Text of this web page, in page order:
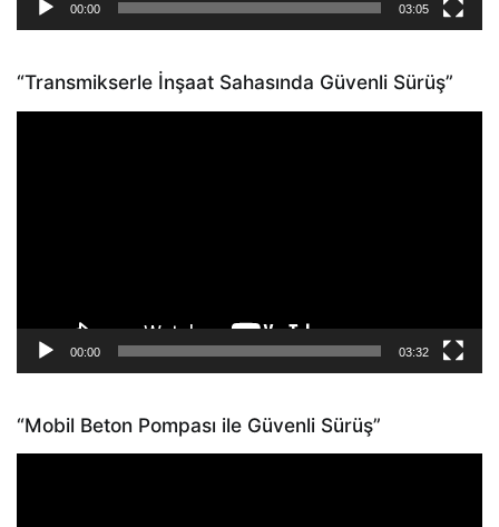
00:00 03:05
“Transmikserle İnşaat Sahasında Güvenli Sürüş”
00:00 03:32
“Mobil Beton Pompası ile Güvenli Sürüş”